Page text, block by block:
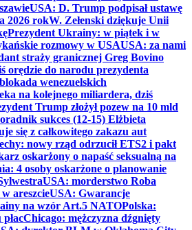
USA: D. Trump podpisał ustawę
2026 rokW. Zełenski dziękuje Unii
Prezydent Ukrainy: w piątek i w
rozmowy w USAUSA: za nami
straży granicznej Greg Bovino
orędzie do narodu prezydenta
wenezuelskich
na kolejnego miliardera, dziś
Trump złożył pozew na 10 mld
sukces (12-15) Elżbieta
się z całkowitego zakazu aut
nowy rząd odrzucił ETS2 i pakt
oskarżony o napaść seksualną na
4 osoby oskarżone o planowanie
USA: morderstwo Roba
areszcieUSA: Gwarancje
na wzór Art.5 NATOPolska:
Chicago: mężczyzna dźgnięty